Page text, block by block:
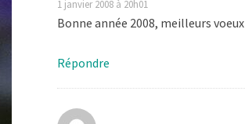
1 janvier 2008 à 20h01
Bonne année 2008, meilleurs voeux
Répondre